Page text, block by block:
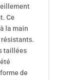
Ce
la main
taillées
de